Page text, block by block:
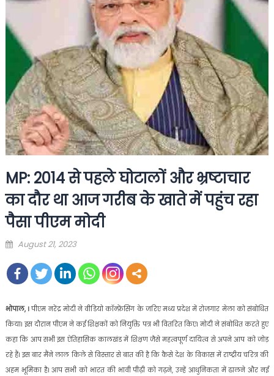
MP: 2014 से पहले घोटालों और भ्रष्टाचार
का दौर था आज गरीब के खाते में पहुंच रहा
पैसा पीएम मोदी
Posted
August 21, 2023
भोपाल, ।पीएम नरेंद्र मोदी ने वीडियो कॉन्फ्रेंसिंग के जरिए मध्य प्रदेश में रोजगार मेला को संबोधित
किया। इस दौरान पीएम ने कई शिक्षकों को नियुक्ति पत्र भी वितरित किए। मोदी ने संबोधित करते हुए
कहा कि आप सभी इस ऐतिहासिक कालखंड में शिक्षण जैसे महत्वपूर्ण दायित्व से अपने आप को जोड़
रहे हैं। इस बार मैंने लाल किले से विस्तार से बात ​की है कि कैसे देश के विकास में राष्ट्रीय चरित्र की
अहम भूमिका है। आप सभी को भारत की भावी पीढ़ी को गढ़ने, उन्हें आधु​निकता में ढालने और नई